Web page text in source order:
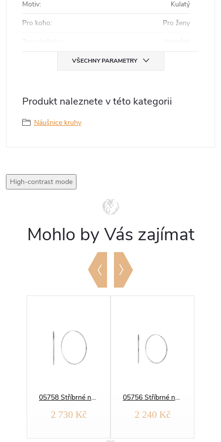
Motiv:
Kulatý
Pro koho:
Pro ženy
VŠECHNY PARAMETRY
Produkt naleznete v této kategorii
Náušnice kruhy
High-contrast mode
Mohlo by Vás zajímat
05758 Stříbrné náušnice HLADKÉ KRUHY 60 mm
2 730 Kč
05756 Stříbrné náušnice HLADKÉ KRUHY 50 mm
2 240 Kč